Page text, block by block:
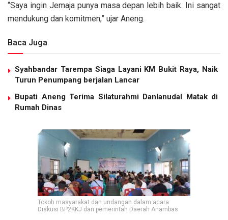
“Saya ingin Jemaja punya masa depan lebih baik. Ini sangat
mendukung dan komitmen,” ujar Aneng.
Baca Juga
Syahbandar Tarempa Siaga Layani KM Bukit Raya, Naik
Turun Penumpang berjalan Lancar
Bupati Aneng Terima Silaturahmi Danlanudal Matak di
Rumah Dinas
Tokoh masyarakat dan undangan dalam acara
Diskusi BP2KKJ dan pemerintah Daerah Anambas